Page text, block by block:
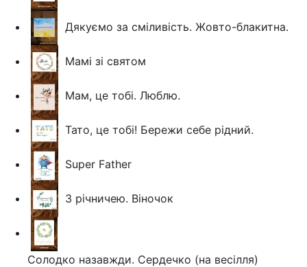
Дякуємо за сміливість. Жовто-блакитна.
Мамі зі святом
Мам, це тобі. Люблю.
Тато, це тобі! Бережи себе рідний.
Super Father
З річничею. Віночок
Солодко назавжди. Сердечко (на весілля)